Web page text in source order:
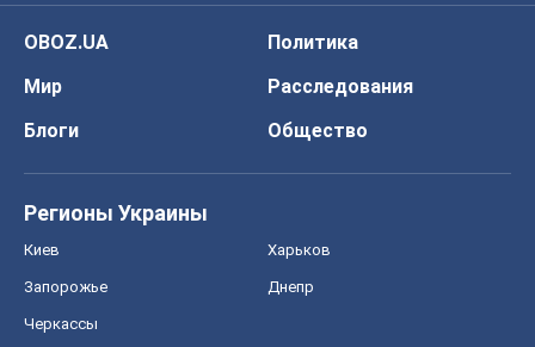
OBOZ.UA
Политика
Мир
Расследования
Блоги
Общество
Регионы Украины
Киев Харьков
Запорожье Днепр
Черкассы